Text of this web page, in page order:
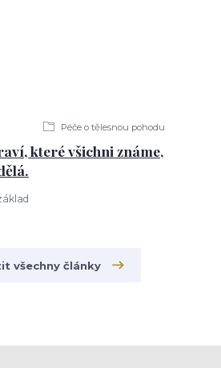
Péče o tělesnou pohodu
které všichni známe,
všechny články